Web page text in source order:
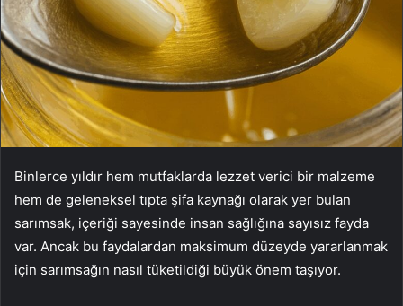
Binlerce yıldır hem mutfaklarda lezzet verici bir malzeme
hem de geleneksel tıpta şifa kaynağı olarak yer bulan
sarımsak, içeriği sayesinde insan sağlığına sayısız fayda
var. Ancak bu faydalardan maksimum düzeyde yararlanmak
için sarımsağın nasıl tüketildiği büyük önem taşıyor.